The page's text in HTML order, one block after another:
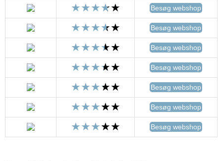
Besøg webshop
Besøg webshop
Besøg webshop
Besøg webshop
Besøg webshop
Besøg webshop
Besøg webshop